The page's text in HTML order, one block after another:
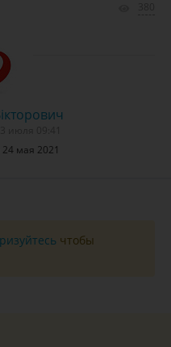
мая 2021
чтобы